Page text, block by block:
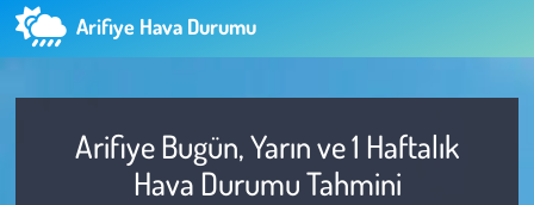
Arifiye Hava Durumu
Arifiye Bugün, Yarın ve 1 Haftalık
Hava Durumu Tahmini
Siyaset
Ekonomi
Yaşam
Süper Lig Puan Durumu ve Fikstür
Tüm Manşetler
Son Dakika Haberleri